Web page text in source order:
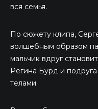
вся семья.
По сюжету клипа,
волшебным образом
мальчик вдруг
Регина Бурд и
телами.